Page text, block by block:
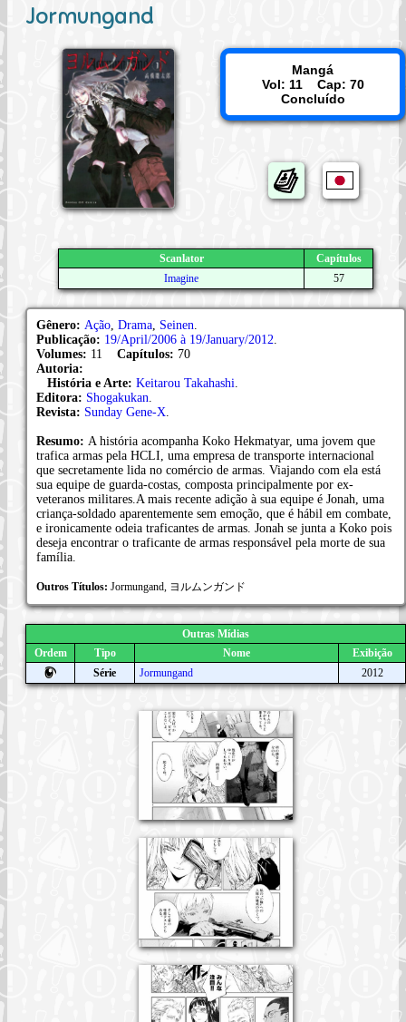
Jormungand
Mangá
Vol: 11 Cap: 70
Concluído
Scanlator
Capítulos
Imagine
57
Gênero: Ação Drama Seinen
Publicação: 19/April/2006 à 19/January/2012
Volumes: 11 Capítulos: 70
Autoria:
História e Arte: Keitarou Takahashi
Editora: Shogakukan
Revista: Sunday Gene-X
Resumo: A história acompanha Koko Hekmatyar, uma jovem que
trafica armas pela HCLI, uma empresa de transporte internacional
que secretamente lida no comércio de armas. Viajando com ela está
sua equipe de guarda-costas, composta principalmente por ex-
veteranos militares.A mais recente adição à sua equipe é Jonah, uma
criança-soldado aparentemente sem emoção, que é hábil em combate,
e ironicamente odeia traficantes de armas. Jonah se junta a Koko pois
deseja encontrar o traficante de armas responsável pela morte de sua
família.
Outros Títulos: Jormungand, ヨルムンガンド
Outras Mídias
Ordem
Tipo Nome
Exibição
Série
Jormungand 2012